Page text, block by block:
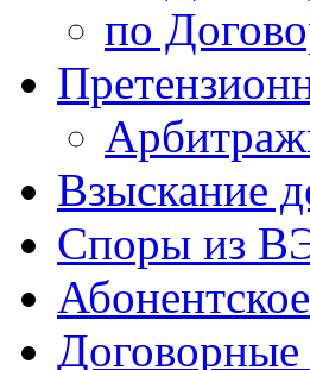
по
Взыскание
Споры из